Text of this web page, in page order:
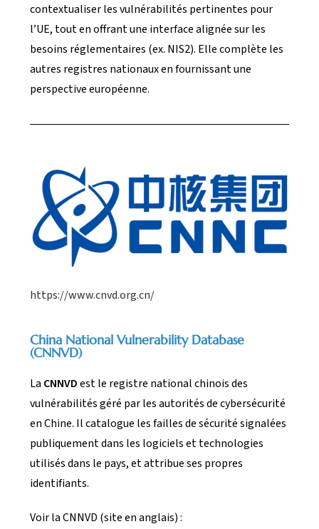
contextualiser les vulnérabilités pertinentes pour
l’UE, tout en offrant une interface alignée sur les
besoins réglementaires (ex. NIS2). Elle complète les
autres registres nationaux en fournissant une
perspective européenne.
https://www.cnvd.org.cn/
China National Vulnerability Database
(CNNVD)
La CNNVDest le registre national chinois des
vulnérabilités géré par les autorités de cybersécurité
en Chine. Il catalogue les failles de sécurité signalées
publiquement dans les logiciels et technologies
utilisés dans le pays, et attribue ses propres
identifiants.
Voir la CNNVD (site en anglais) :